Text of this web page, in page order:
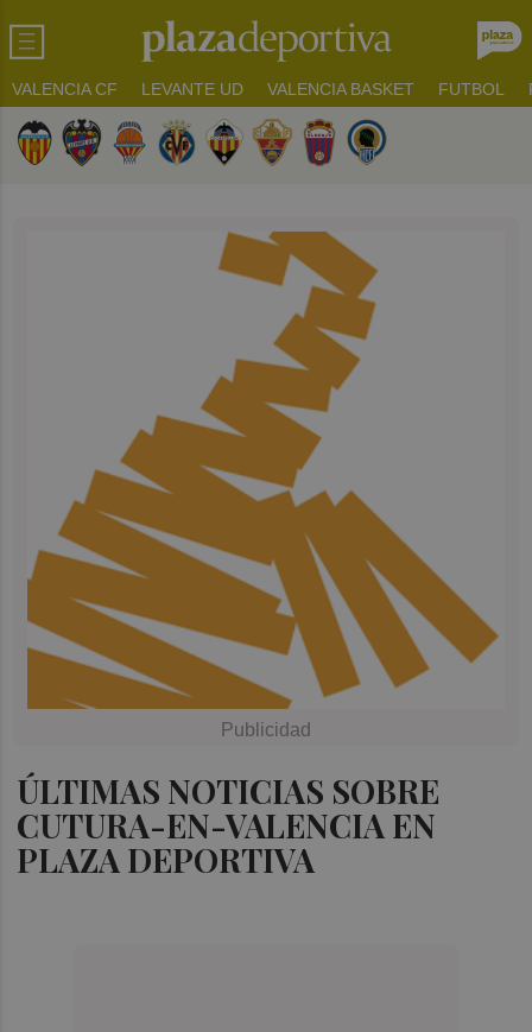
VALENCIA CF LEVANTE UD VALENCIA BASKET FUTBOL
ÚLTIMAS NOTICIAS SOBRE
CUTURA-EN-VALENCIA EN
PLAZA DEPORTIVA